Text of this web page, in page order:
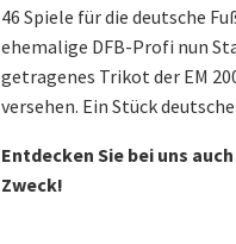
46 Spiele für die deutsche
ehemalige DFB-Profi nun
getragenes Trikot der EM
versehen. Ein Stück
Entdecken Sie bei uns
Zweck!